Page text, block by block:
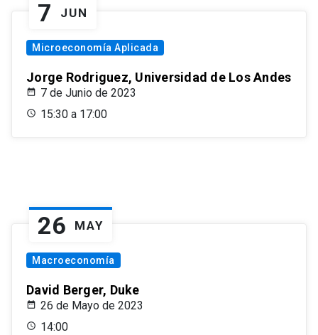
7 JUN
Microeconomía Aplicada
Jorge Rodriguez, Universidad de Los Andes
7 de Junio de 2023
15:30 a 17:00
26 MAY
Macroeconomía
David Berger, Duke
26 de Mayo de 2023
14:00